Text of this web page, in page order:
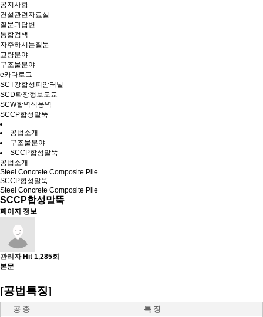
공지사항
건설관련자료실
질문과답변
통합검색
자주하시는질문
교량분야
구조물분야
e카다로그
SCT강합성피암터널
SCD확장형보도교
SCW합벽식옹벽
SCCP합성말뚝
공법소개
구조물분야
SCCP합성말뚝
공법소개
Steel Concrete Composite Pile
SCCP합성말뚝
Steel Concrete Composite Pile
SCCP합성말뚝
페이지 정보
관리자 Hit 1,285회
본문
[공법특징]
공 종 특 징